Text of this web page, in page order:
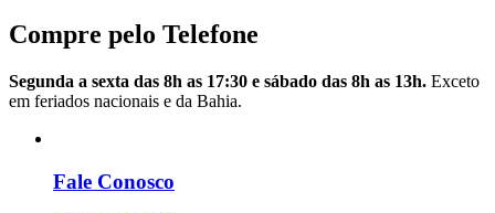
Compre pelo Telefone
Segunda a sexta das 8h as 17:30 e sábado das 8h as 13h. Exceto
em feriados nacionais e da Bahia.
Fale Conosco